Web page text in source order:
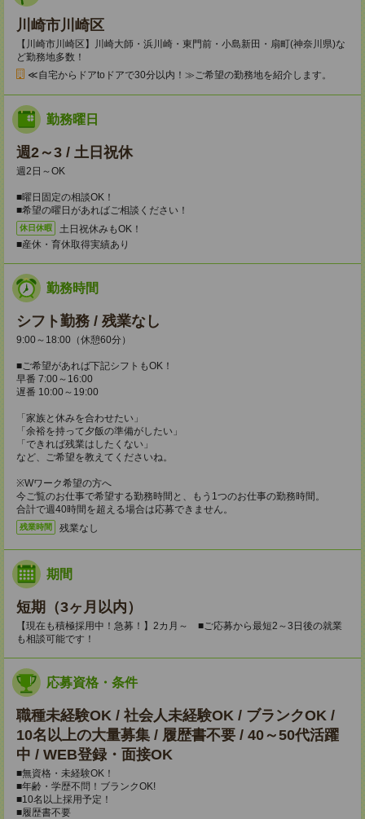
川崎市川崎区
【川崎市川崎区】川崎大師・浜川崎・東門前・小島新田・扇町(神奈川県)な
ど勤務地多数！
≪自宅からドアtoドアで30分以内！≫ご希望の勤務地を紹介します。
勤務曜日
週2～3 / 土日祝休
週2日～OK
■曜日固定の相談OK！
■希望の曜日があればご相談ください！
休日休暇
土日祝休みもOK！
■産休・育休取得実績あり
勤務時間
シフト勤務 / 残業なし
9:00～18:00（休憩60分）
■ご希望があれば下記シフトもOK！
早番 7:00～16:00
遅番 10:00～19:00
「家族と休みを合わせたい」
「余裕を持って夕飯の準備がしたい」
「できれば残業はしたくない」
など、ご希望を教えてくださいね。
※Wワーク希望の方へ
今ご覧のお仕事で希望する勤務時間と、もう1つのお仕事の勤務時間。
合計で週40時間を超える場合は応募できません。
残業時間 残業なし
期間
短期（3ヶ月以内）
【現在も積極採用中！急募！】2カ月～ ■ご応募から最短2～3日後の就業
も相談可能です！
応募資格・条件
職種未経験OK / 社会人未経験OK / ブランクOK /
10名以上の大量募集 / 履歴書不要 / 40～50代活躍
中 / WEB登録・面接OK
■無資格・未経験OK！
■年齢・学歴不問！ブランクOK!
■10名以上採用予定！
■履歴書不要